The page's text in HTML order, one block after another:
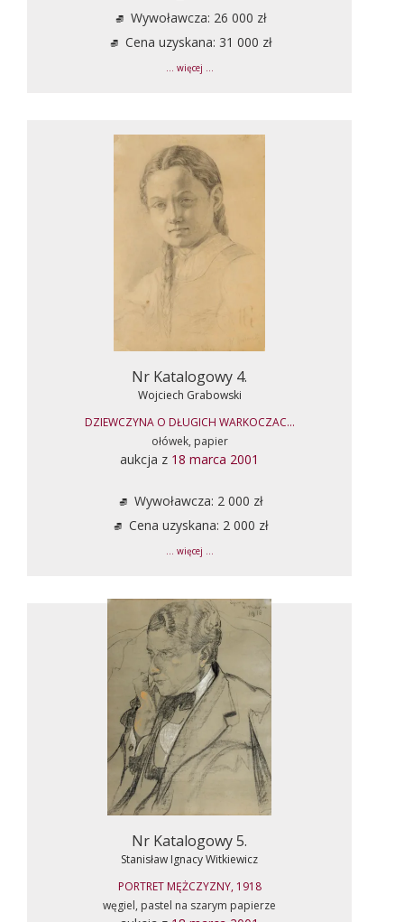
Wywoławcza: 26 000 zł
Cena uzyskana: 31 000 zł
... więcej ...
Nr Katalogowy 4.
Wojciech Grabowski
DZIEWCZYNA O DŁUGICH WARKOCZAC...
ołówek, papier
aukcja z 18 marca 2001
Wywoławcza: 2 000 zł
Cena uzyskana: 2 000 zł
... więcej ...
Nr Katalogowy 5.
Stanisław Ignacy Witkiewicz
PORTRET MĘŻCZYZNY, 1918
węgiel, pastel na szarym papierze